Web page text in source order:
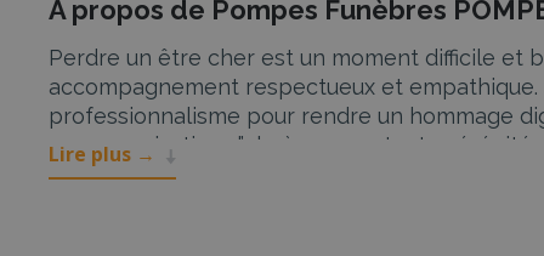
À propos de Pompes Funèbres
Perdre un être cher est un moment difficile et
accompagnement respectueux et
professionnalisme pour rendre un hommage
une organisation d’obsèques en toute sérénité.
Lire plus →